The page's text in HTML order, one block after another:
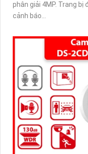
phân giải 4MP. Trang bị đèn kép 30m, micro kép thu âm, loa
cảnh báo...